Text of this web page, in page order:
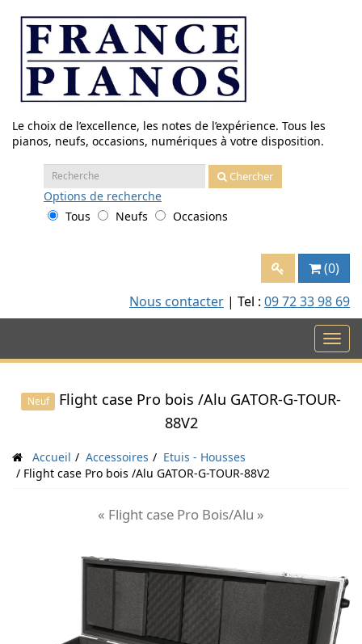
contenu
Le choix de l’excellence, les notes de l’expérience. Tous les
pianos, neufs, occasions, numériques à votre disposition.
Recherche
:
Chercher
Options de recherche
Tous
Neufs Occasions
(0)
Nous contacter | Tel : 09 72 33 98 69
Neuf Flight case Pro bois /Alu GATOR-G-TOUR-
88V2
Accueil Accessoires
Etuis - Housses
Flight case Pro bois /Alu GATOR-G-TOUR-88V2
« Flight case Pro Bois/Alu »